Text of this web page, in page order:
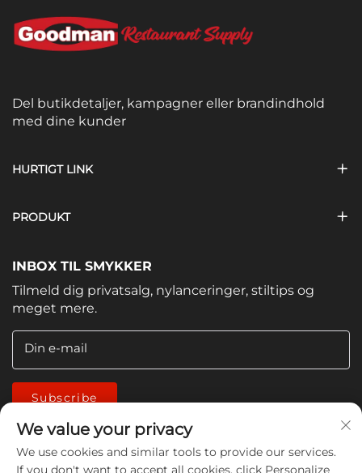
Del butikdetaljer, kampagner eller brandindhold
med dine kunder
HURTIGT LINK
PRODUKT
INBOX TIL SMYKKER
Tilmeld dig privatsalg, nylanceringer, stiltips og
meget mere.
Din e-mail
Subscribe
We value your privacy
We use cookies and similar tools to provide our services.
If you don't want to accept all cookies, click Personalize